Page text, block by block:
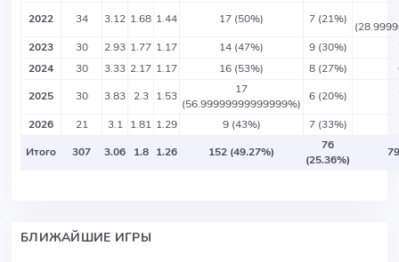
2022
34 3.12 1.68 1.44 17 (50%) 7 (21%)
2023
30 2.93 1.77 1.17 14 (47%) 9 (30%)
2024
30 3.33 2.17 1.17 16 (53%) 8 (27%)
2025
30 3.83 2.3 1.53
17
(56.99999999999999%)
6 (20%)
2026
21 3.1 1.81 1.29 9 (43%) 7 (33%)
Итого
307 3.06 1.8 1.26 152 (49.27%)
76
(25.36%)
БЛИЖАЙШИЕ ИГРЫ